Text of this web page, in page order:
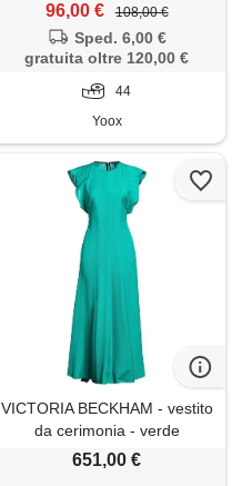
96,00 € 108,00 €
Sped. 6,00 €
gratuita oltre 120,00 €
44
Yoox
VICTORIA BECKHAM - vestito
da cerimonia - verde
smeraldo
651,00 €